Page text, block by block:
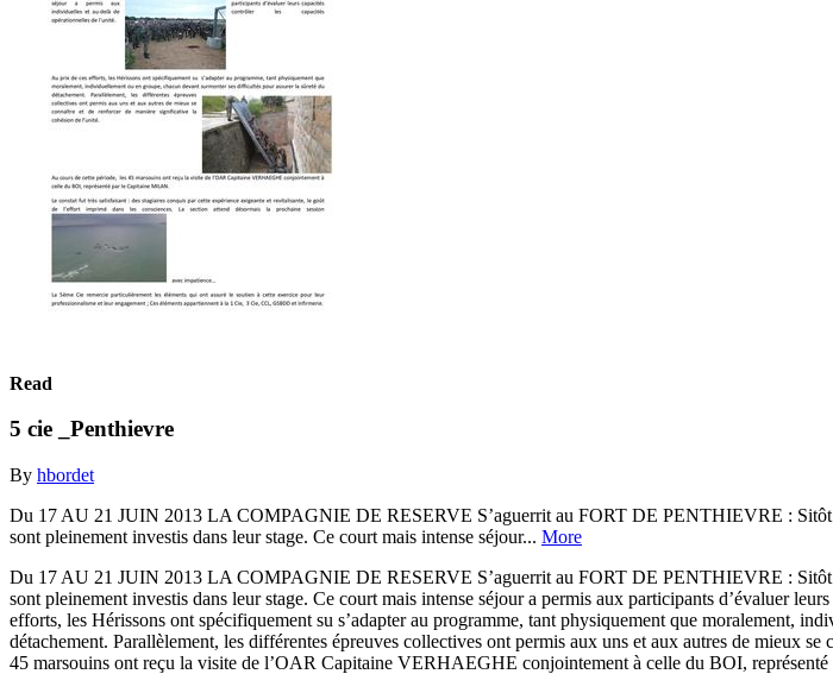
Read
5 cie _Penthievre
By hbordet
Du 17 AU 21 JUIN 2013 LA COMPAGNIE DE RESERVE S’aguerrit au FORT DE PENTHIEVRE : Sitôt
sont pleinement investis dans leur stage. Ce court mais intense séjour... More
Du 17 AU 21 JUIN 2013 LA COMPAGNIE DE RESERVE S’aguerrit au FORT DE PENTHIEVRE : Sitôt
sont pleinement investis dans leur stage. Ce court mais intense séjour a permis aux participants d’évaluer
efforts, les Hérissons ont spécifiquement su s’adapter au programme, tant physiquement que moralement,
détachement. Parallèlement, les différentes épreuves collectives ont permis aux uns et aux autres de mieux
45 marsouins ont reçu la visite de l’OAR Capitaine VERHAEGHE conjointement à celle du BOI,